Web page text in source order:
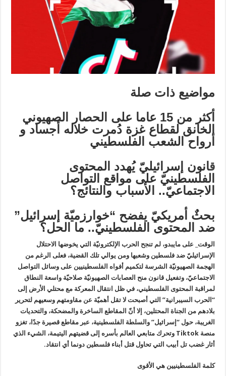
مواضيع ذات صلة
أكثر من 15 عاما على الحصار الصهيوني
الخانق لقطاع غزة دُمرت خلاله أجساد و
أرواح الشعب الفلسطيني
قانون إسرائيليّ يُهدد المحتوى
الفلسطينيّ على مواقع التواصل
الاجتماعيّ.. الأسباب والنتائج؟
بحثٌ أمريكيّ يفضح “خوارزميّة إسرائيل”
ضد المحتوى الفلسطينيّ.. ما الحل؟
الوقت_ على مايبدو، لم تنجح الحرب الإلكترونيّة التي يخوضها الاحتلال
الإسرائيليّ ضد فلسطين وشعبها ومن يوالي تلك القضية، فعلى الرغم من
الهجمة الصهيونيّة الشرسة لتكميم أفواه الفلسطينيين على وسائل التواصل
الاجتماعيّ، وتفعيل قانون منح العصابات الصهيونيّة صلاحيّة واسعة النطاق
لمراقبة المحتوى الفلسطيني، في ظل انتقال المعركة مع محتلي الأرض إلى
“الحرب السيبرانية” التي أصبحت لا تقل أهميّة عن مقاومتهم وسعيهم لتحرير
بلادهم من الجناة المحتلين، إلا أنّ المقاطع الساخرة والمضحكة، والتحديات
الغريبة، حول “إسرائيل” والسلطة الفلسطينية، عبر مقاطع قصيرة جدًا، تغزو
منصة Tiktokوتحرك متابعي العالم بأسره إلى قضيتهم اليتيمة، الشيء الذي
أثار غضب تل أبيب التي تحاول قتل أبناء فلسطين دونما أي انتقاد.
كلمة الفلسطينيين هي الأقوى